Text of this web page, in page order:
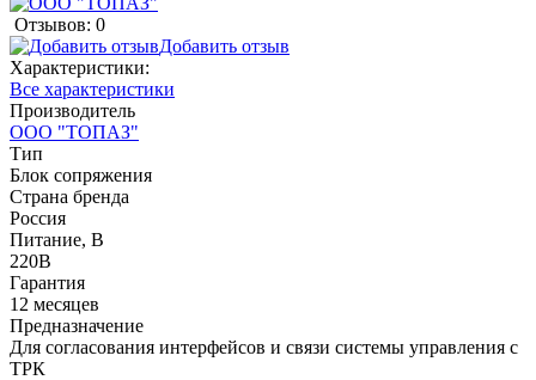
Отзывов: 0
Добавить отзыв
Характеристики:
Все характеристики
Производитель
ООО "ТОПАЗ"
Тип
Блок сопряжения
Страна бренда
Россия
Питание, В
220В
Гарантия
12 месяцев
Предназначение
Для согласования интерфейсов и связи системы управления с
ТРК